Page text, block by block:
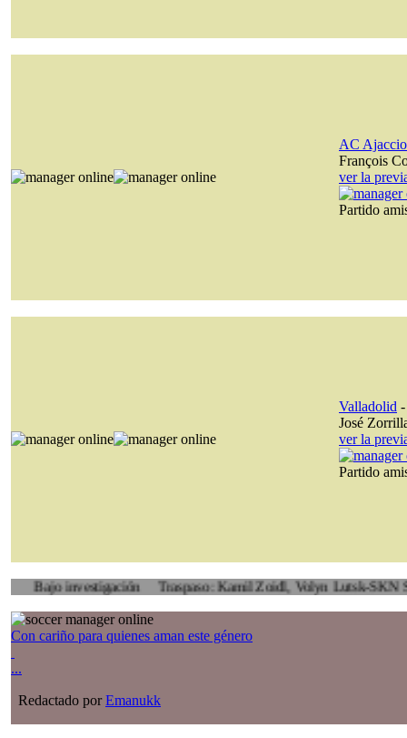
AC Ajaccio
François
ver la
Partido
Valladolid
José
ver la
Partido
Traspaso: Kamil Zoidl, Volyn Lutsk-SKN St. Pölten
Con cariño para quienes aman este género
...
Redactado porEmanukk